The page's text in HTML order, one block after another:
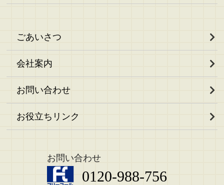
ごあいさつ
会社案内
お問い合わせ
お役立ちリンク
お問い合わせ
0120-988-756